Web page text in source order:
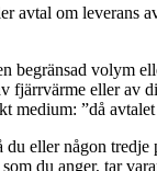
avtal om leverans
begränsad volym
fjärrvärme eller av
medium: ”då
du eller någon tredje
du anger, tar